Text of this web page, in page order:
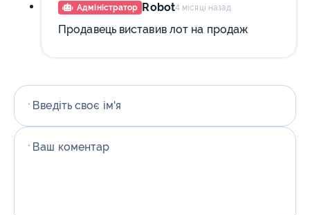
Адміністратор Robot4 місяці назад
Продавець виставив лот на продаж
* Введіть своє ім'я
* Ваш коментар